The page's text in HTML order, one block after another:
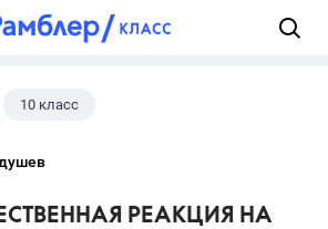
10 класс
РЕАКЦИЯ НА